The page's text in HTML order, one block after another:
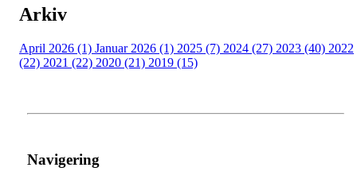
Arkiv
April 2026 (1) Januar 2026 (1) 2025 (7) 2024 (27) 2023 (40) 2022
(22) 2021 (22) 2020 (21) 2019 (15)
Navigering